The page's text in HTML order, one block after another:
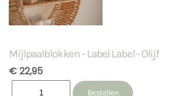
Mijlpaalblokken - Label Label - Olijf
€ 22,95